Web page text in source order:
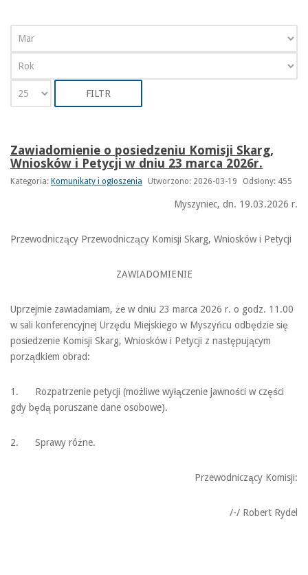
FILTR
Zawiadomienie o posiedzeniu Komisji Skarg,
Wniosków i Petycji w dniu 23 marca 2026r.
Kategoria: Komunikaty i ogłoszenia Utworzono: 2026-03-19 Odsłony: 455
Myszyniec, dn. 19.03.2026 r.
Przewodniczący Przewodniczący Komisji Skarg, Wniosków i Petycji
ZAWIADOMIENIE
Uprzejmie zawiadamiam, że w dniu 23 marca 2026 r. o godz. 11.00
w sali konferencyjnej Urzędu Miejskiego w Myszyńcu odbędzie się
posiedzenie Komisji Skarg, Wniosków i Petycji z następującym
porządkiem obrad:
1. Rozpatrzenie petycji (możliwe wyłączenie jawności w części
gdy będą poruszane dane osobowe).
2. Sprawy różne.
Przewodniczący Komisji:
/-/ Robert Rydel